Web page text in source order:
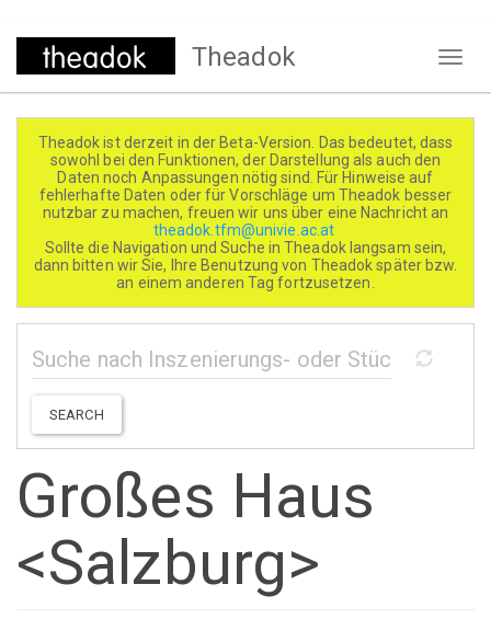
Direkt
Theadok
Theadok ist derzeit in der Beta-Version. Das bedeutet, dass
sowohl bei den Funktionen, der Darstellung als auch den
Daten noch Anpassungen nötig sind. Für Hinweise auf
fehlerhafte Daten oder für Vorschläge um Theadok besser
nutzbar zu machen, freuen wir uns über eine Nachricht an
theadok.tfm@univie.ac.at
Sollte die Navigation und Suche in Theadok langsam sein,
dann bitten wir Sie, Ihre Benutzung von Theadok später bzw.
an einem anderen Tag fortzusetzen.
SEARCH
Großes Haus
<Salzburg>